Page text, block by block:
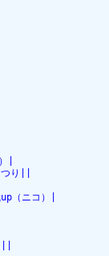
|
り||
（ニコ）|